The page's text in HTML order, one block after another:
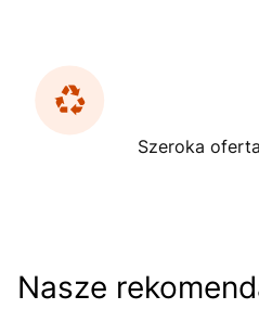
Szeroka
Nasze